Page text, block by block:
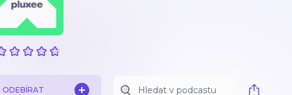
ODEBÍRAT